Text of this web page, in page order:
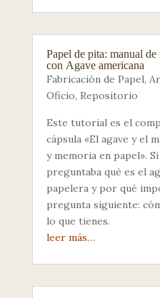
Papel de pita: manual
con Agave americana
Fabricación de Papel,
Oficio, Repositorio
Este tutorial es el
cápsula «El agave y el
y memoria en papel».
preguntaba qué es el
papelera y por qué
pregunta siguiente:
lo que tienes.
leer más…